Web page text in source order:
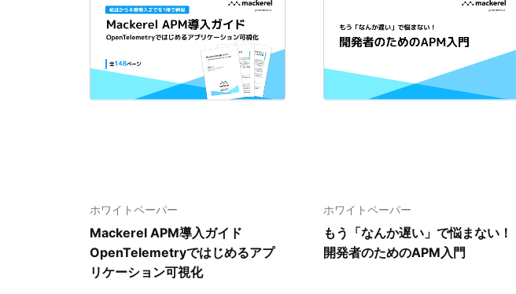
ホワイトペーパー
Mackerel APM導⼊ガイド
OpenTelemetryではじめるアプ
リケーション可視化
ホワイトペーパー
もう「なんか遅い」で悩まない！
開発者のためのAPM入門